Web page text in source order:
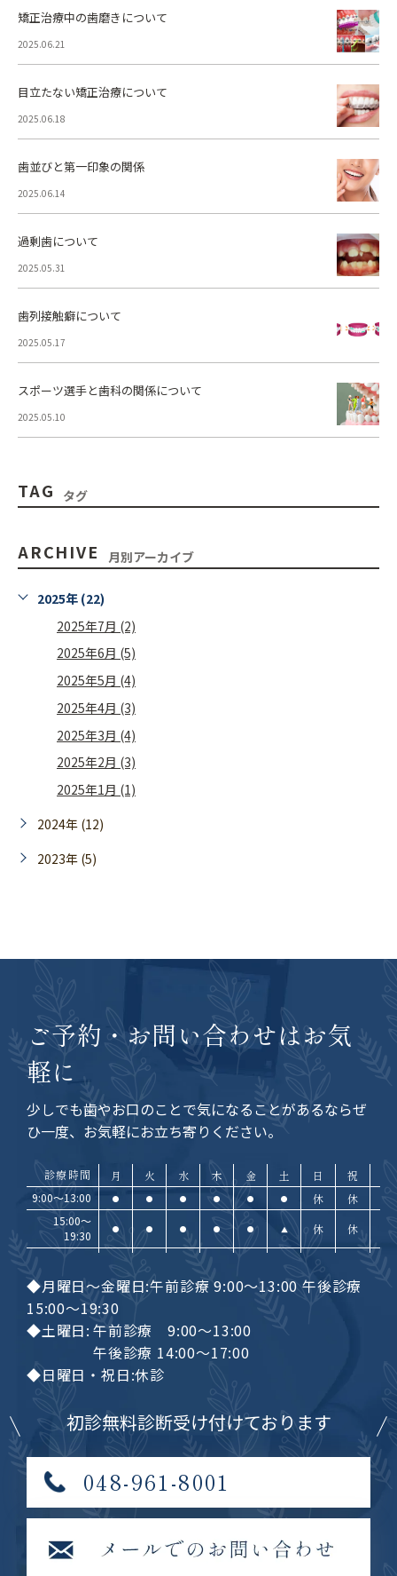
矯正治療中の歯磨きについて
2025.06.21
目立たない矯正治療について
2025.06.18
歯並びと第一印象の関係
2025.06.14
過剰歯について
2025.05.31
歯列接触癖について
2025.05.17
スポーツ選手と歯科の関係について
2025.05.10
TAG タグ
ARCHIVE 月別アーカイブ
2025年 (22)
2025年7月 (2)
2025年6月 (5)
2025年5月 (4)
2025年4月 (3)
2025年3月 (4)
2025年2月 (3)
2025年1月 (1)
2024年 (12)
2023年 (5)
ご予約・お問い合わせはお気
軽に
少しでも歯やお口のことで気になることがあるならぜ
ひ一度、お気軽にお立ち寄りください。
診療時間 月 火 水 木 金 土 日
祝
9:00〜13:00
● ● ● ● ● ● 休
休
15:00〜
19:30
● ● ● ● ● ▲ 休 休
◆月曜日～金曜日:午前診療 9:00～13:00 午後診療
15:00～19:30
◆土曜日: 午前診療 9:00～13:00
午後診療 14:00～17:00
◆日曜日・祝日:休診
初診無料診断受け付けております
048-961-8001